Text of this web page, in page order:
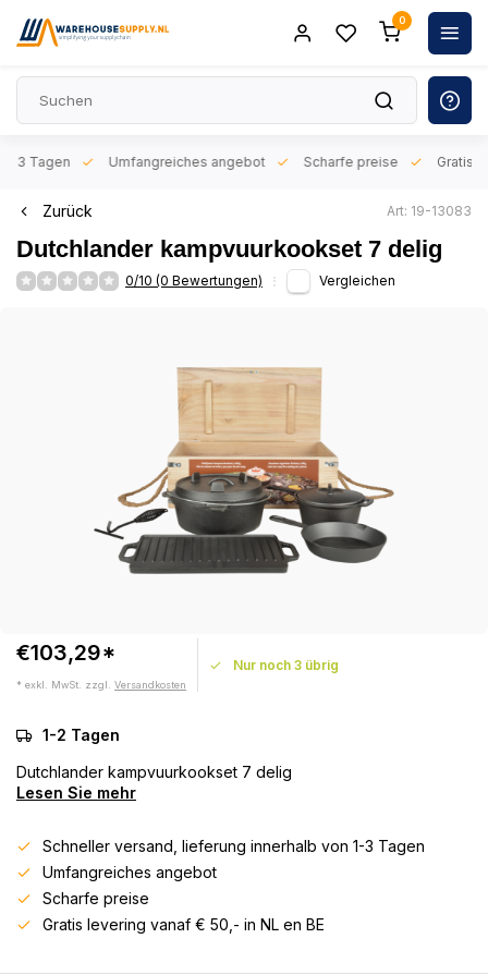
0
3 Tagen Umfangreiches angebot Scharfe preise Gratis
Zurück Art: 19-13083
Dutchlander kampvuurkookset 7 delig
0/10 (0 Bewertungen) Vergleichen
€103,29*
* exkl. MwSt. zzgl. Versandkosten
Nur noch 3 übrig
1-2 Tagen
Dutchlander kampvuurkookset 7 delig
Lesen Sie mehr
Schneller versand, lieferung innerhalb von 1-3 Tagen
Umfangreiches angebot
Scharfe preise
Gratis levering vanaf € 50,- in NL en BE